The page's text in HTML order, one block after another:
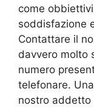
come
soddisfazione
Contattare il
davvero molto
numero
telefonare.
nostro addetto